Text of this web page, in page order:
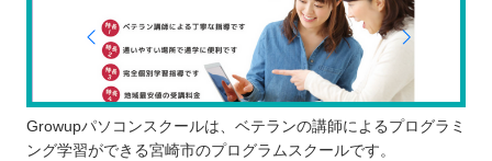
Growupパソコンスクールは、ベテランの講師によるプログラミ
ング学習ができる宮崎市のプログラムスクールです。